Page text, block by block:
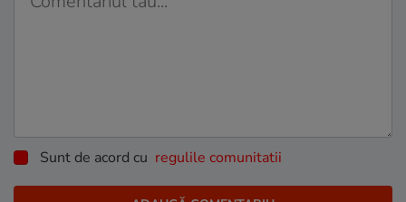
Sunt de acord cu regulile comunitatii